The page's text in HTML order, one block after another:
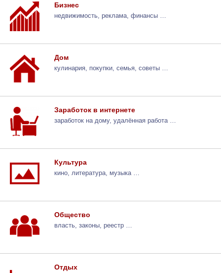
Бизнес
недвижимость, реклама, финансы …
Дом
кулинария, покупки, семья, советы …
Заработок в интернете
заработок на дому, удалённая работа …
Культура
кино, литература, музыка …
Общество
власть, законы, реестр …
Отдых